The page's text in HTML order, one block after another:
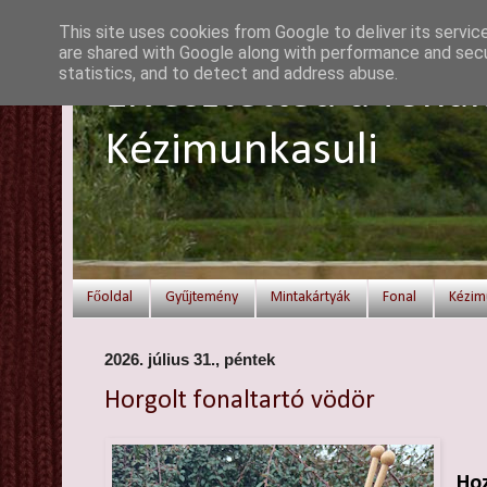
Elvesztetted a
Kézimunkasuli
Főoldal Gyűjtemény Mintakártyák Fonal
2026. július 31., péntek
Horgolt fonaltartó vödör
This site uses cookies from Google to deliver its
are shared with Google along with performance and
statistics, and to detect and address abuse.